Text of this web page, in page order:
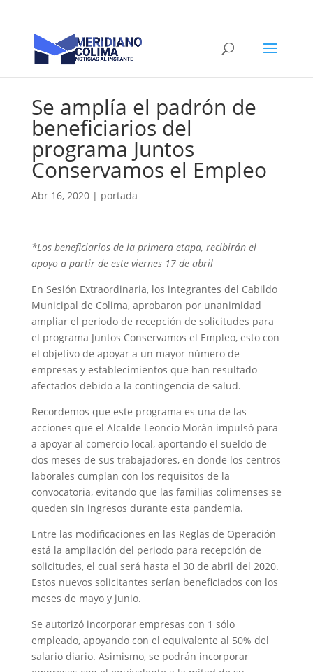
Se amplía el padrón de
beneficiarios del
programa Juntos
Conservamos el Empleo
Abr 16, 2020| portada
*Los beneficiarios de la primera etapa, recibirán el
apoyo a partir de este viernes 17 de abril
En Sesión Extraordinaria, los integrantes del Cabildo
Municipal de Colima, aprobaron por unanimidad
ampliar el periodo de recepción de solicitudes para
el programa Juntos Conservamos el Empleo, esto con
el objetivo de apoyar a un mayor número de
empresas y establecimientos que han resultado
afectados debido a la contingencia de salud.
Recordemos que este programa es una de las
acciones que el Alcalde Leoncio Morán impulsó para
a apoyar al comercio local, aportando el sueldo de
dos meses de sus trabajadores, en donde los centros
laborales cumplan con los requisitos de la
convocatoria, evitando que las familias colimenses se
queden sin ingresos durante esta pandemia.
Entre las modificaciones en las Reglas de Operación
está la ampliación del periodo para recepción de
solicitudes, el cual será hasta el 30 de abril del 2020.
Estos nuevos solicitantes serían beneficiados con los
meses de mayo y junio.
Se autorizó incorporar empresas con 1 sólo
empleado, apoyando con el equivalente al 50% del
salario diario. Asimismo, se podrán incorporar